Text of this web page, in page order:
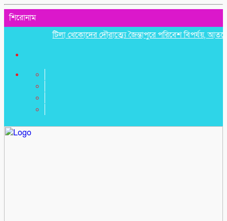
শিরোনাম
টিলা খেকোদের দৌরাত্ম্যে জৈন্তাপুরে পরিবেশ বিপর্যয়, আতঙ্কে